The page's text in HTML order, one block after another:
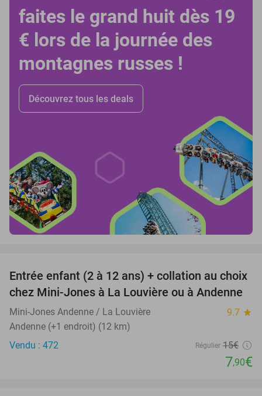
faites le grand huit dès 19
€ lors de la journée des
montagnes russes !
Découvrez tous les deals
47%
Entrée enfant (2 à 12 ans) + collation au choix
chez Mini-Jones à La Louvière ou à Andenne
Mini-Jones Andenne / La Louvière 9.7 star
Andenne (+1 endroit) (12 km)
Vendu : 472
Régulier 15€
7,90€